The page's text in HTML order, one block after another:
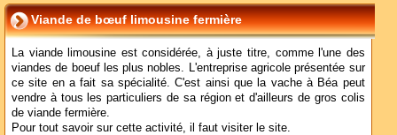
Viande de bœuf limousine fermière
La viande limousine est considérée, à juste titre, comme l'une des
viandes de boeuf les plus nobles. L'entreprise agricole présentée sur
ce site en a fait sa spécialité. C'est ainsi que la vache à Béa peut
vendre à tous les particuliers de sa région et d'ailleurs de gros colis
de viande fermière.
Pour tout savoir sur cette activité, il faut visiter le site.